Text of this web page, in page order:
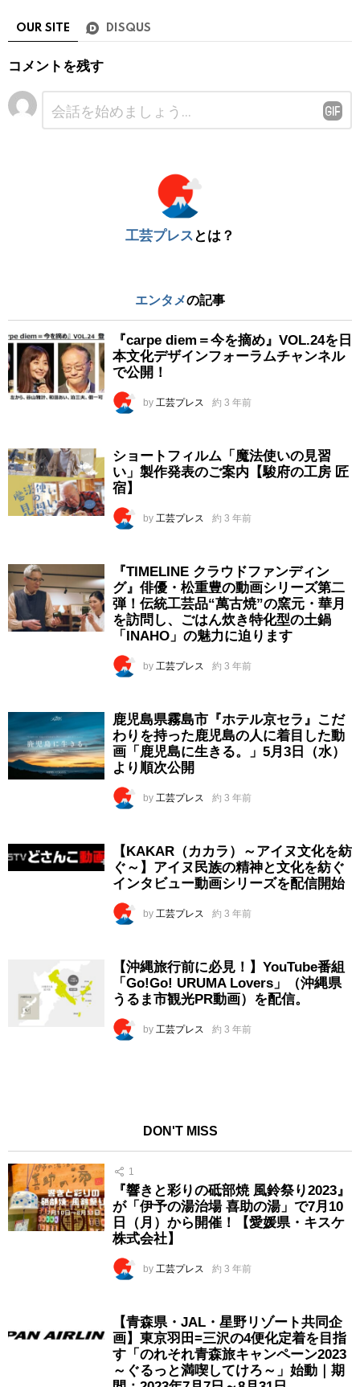
OUR SITE DISQUS
コメントを残す
工芸プレス とは？
エンタメの記事
『carpe diem＝今を摘め』VOL.24を日
本文化デザインフォーラムチャンネル
で公開！
by 工芸プレス 約 3 年前
ショートフィルム「魔法使いの見習
い」製作発表のご案内【駿府の工房 匠
宿】
by 工芸プレス 約 3 年前
『TIMELINE クラウドファンディン
グ』俳優・松重豊の動画シリーズ第二
弾！伝統工芸品“萬古焼”の窯元・華月
を訪問し、ごはん炊き特化型の土鍋
「INAHO」の魅力に迫ります
by 工芸プレス 約 3 年前
鹿児島県霧島市『ホテル京セラ』こだ
わりを持った鹿児島の人に着目した動
画「鹿児島に生きる。」5月3日（水）
より順次公開
by 工芸プレス 約 3 年前
【KAKAR（カカラ）～アイヌ文化を紡
ぐ～】アイヌ民族の精神と文化を紡ぐ
インタビュー動画シリーズを配信開始
by 工芸プレス 約 3 年前
【沖縄旅行前に必見！】YouTube番組
「Go!Go! URUMA Lovers」（沖縄県
うるま市観光PR動画）を配信。
by 工芸プレス 約 3 年前
DON'T MISS
1
『響きと彩りの砥部焼 風鈴祭り2023』
が「伊予の湯治場 喜助の湯」で7月10
日（月）から開催！【愛媛県・キスケ
株式会社】
by 工芸プレス 約 3 年前
【青森県・JAL・星野リゾート共同企
画】東京羽田=三沢の4便化定着を目指
す「のれそれ青森旅キャンペーン2023
～ぐるっと満喫してけろ～」始動｜期